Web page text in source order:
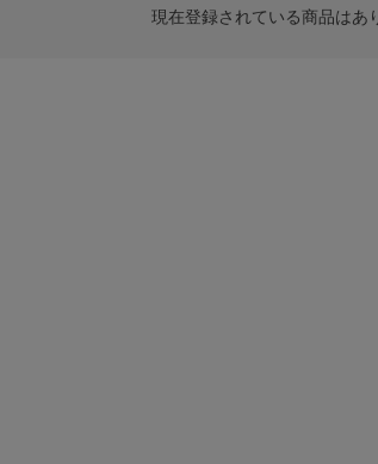
現在登録されている商品はあ